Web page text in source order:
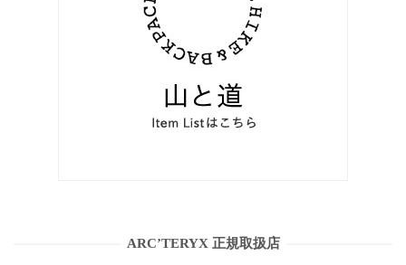
ARC’TERYX 正規取扱店